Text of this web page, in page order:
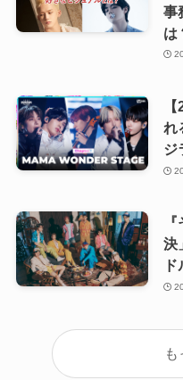
事
は
れ
ジ
決
も